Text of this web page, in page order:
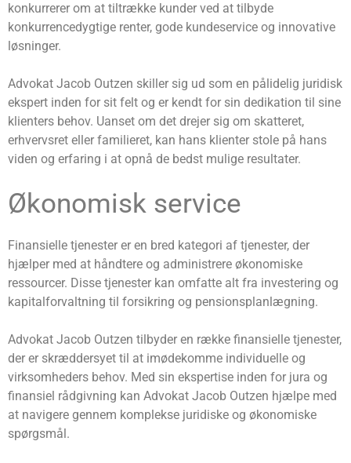
konkurrerer om at tiltrække kunder ved at tilbyde
konkurrencedygtige renter, gode kundeservice og innovative
løsninger.
Advokat Jacob Outzen skiller sig ud som en pålidelig juridisk
ekspert inden for sit felt og er kendt for sin dedikation til sine
klienters behov. Uanset om det drejer sig om skatteret,
erhvervsret eller familieret, kan hans klienter stole på hans
viden og erfaring i at opnå de bedst mulige resultater.
Økonomisk service
Finansielle tjenester er en bred kategori af tjenester, der
hjælper med at håndtere og administrere økonomiske
ressourcer. Disse tjenester kan omfatte alt fra investering og
kapitalforvaltning til forsikring og pensionsplanlægning.
Advokat Jacob Outzen tilbyder en række finansielle tjenester,
der er skræddersyet til at imødekomme individuelle og
virksomheders behov. Med sin ekspertise inden for jura og
finansiel rådgivning kan Advokat Jacob Outzen hjælpe med
at navigere gennem komplekse juridiske og økonomiske
spørgsmål.